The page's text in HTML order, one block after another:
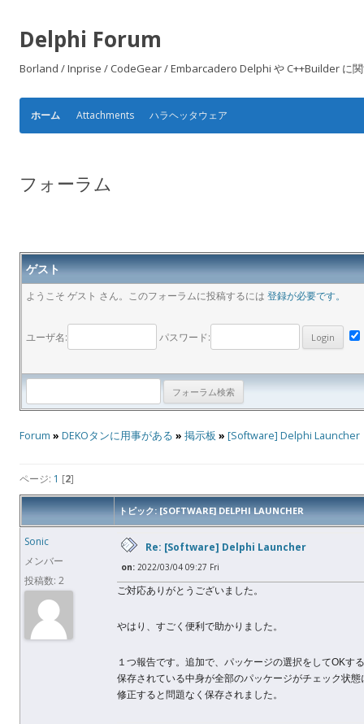
Delphi Forum
Borland / Inprise / CodeGear / Embarcadero Delphi や C++Builder に
ホーム Attachments ハラヘッタウェア
フォーラム
ゲスト
ようこそ ゲスト さん。このフォーラムに投稿するには 登録が必要です。
ユーザ名: パスワード:
Forum » DEKOタンに用事がある » 掲示板 » [Software] Delphi Launcher
ページ: 1 [2]
トピック: [SOFTWARE] DELPHI LAUNCHER
Sonic
メンバー
投稿数: 2
Re: [Software] Delphi Launcher
on: 2022/03/04 09:27 Fri
ご対応ありがとうございました。
やはり、すごく便利で助かりました。
１つ報告です。追加で、パッケージの選択をしてOKす
保存されている中身が全部のパッケージがチェック状
修正すると問題なく保存されました。